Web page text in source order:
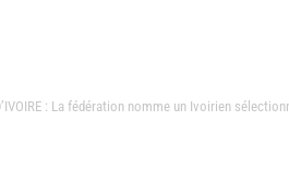
: La fédération nomme un Ivoirien